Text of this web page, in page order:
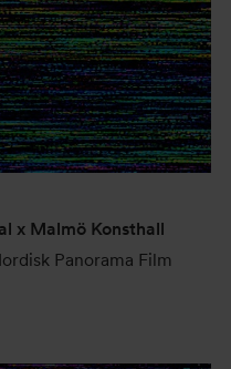
x Malmö Konsthall
Panorama Film